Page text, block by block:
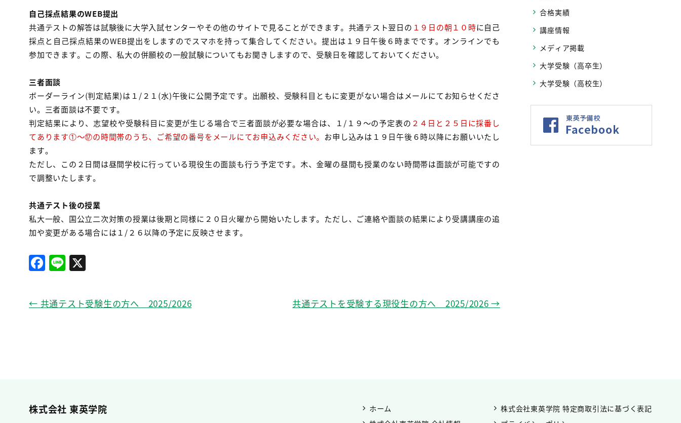
自己採点結果のWEB提出
共通テストの解答は試験後に大学入試センターやその他のサイトで見ることができます。共通テスト翌日の １９日の朝１０時に自己
採点と自己採点結果のWEB提出をしますのでスマホを持って集合してください。提出は１９日午後６時までです。オンラインでも
参加できます。この際、私大の併願校の一般試験についてもお聞きしますので、受験日を確認しておいてください。
三者面談
ボーダーライン(判定結果)は１/２１(水)午後に公開予定です。出願校、受験科目ともに変更がない場合はメールにてお知らせくださ
い。三者面談は不要です。
判定結果により、志望校や受験科目に変更が生じる場合で三者面談が必要な場合は、１/１９～の予定表の ２４日と２５日に採番し
てあります①～⑰の時間帯のうち、ご希望の番号をメールにてお申込みください。 お申し込みは１９日午後６時以降にお願いいたし
ます。
ただし、この２日間は昼間学校に行っている現役生の面談も行う予定です。木、金曜の昼間も授業のない時間帯は面談が可能ですの
で調整いたします。
共通テスト後の授業
私大一般、国公立二次対策の授業は後期と同様に２０日火曜から開始いたします。ただし、ご連絡や面談の結果により受講講座の追
加や変更がある場合には１/２６以降の予定に反映させます。
F
a
c
e
Li
n
e
← 共通テスト受験生の方へ 2025/2026 共通テストを受験する現役生の方へ 2025/2026→
合格実績
講座情報
メディア掲載
大学受験（高卒生）
大学受験（高校生）
株式会社 東英学院
ホーム
株式会社東英学院 特定商取引法に基づく表記